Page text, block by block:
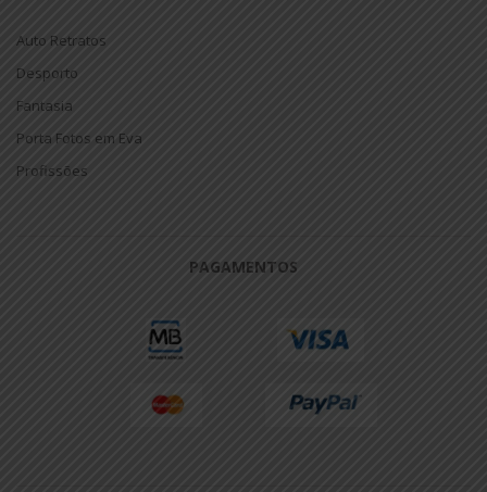
Auto Retratos
Desporto
Fantasia
Porta Fotos em Eva
Profissões
PAGAMENTOS